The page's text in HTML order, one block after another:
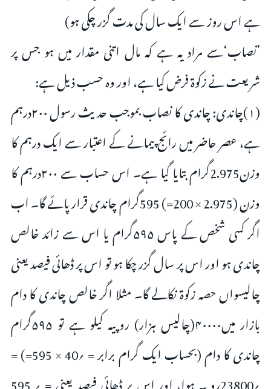
ہے اس روز سے ایک سال کی مدت گزر چکی ہو)
’نصاب‘سے مراد یہ ہے کہ مال اتنی مقدار میں ہو جس پر
شریعت نے زکوۃ فرض کیا ہے، اور وہ حسب ذیل ہے:
(۱)چاندی: چاندی کا نصاب بموجب حدیث رسول ۲۰۰درہم
ہے، عصر حاضر میں رائج پیمانے کے اعتبار سے ایک درہم کا
وزن2.975گرام بتایا گیا ہے۔ اس حساب سے ۲۰۰درہم کا
وزن (2.975 × 200=) 595گرام چاندی قرار پائے گا۔ اب
اگر کسی شخص کے پاس ۵۹۵گرام یا اس سے زائد خالص
چاندی ہو اور اس پر سال گزر چکا ہو تو اس پر ڈھائی فیصد یعنی
چالیسواں حصہ زکوۃ نکالے گا۔ مثلا اگر خالص چاندی کا دام
بازار میں۴۰۰۰۰(چالیس ہزار) روپیہ کیلو ہے تو ۵۹۵گرام
چاندی کا دام (بحساب ایک گرام برابر = ؍40 × 595=) =
؍23800روپیہ ہوا، اور اس پر ڈھائی فیصد یعنی = ؍ 595